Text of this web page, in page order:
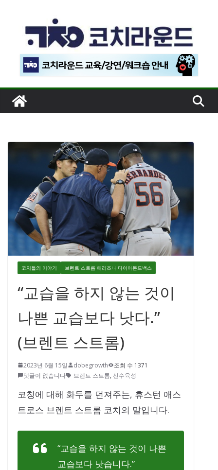
너
기
코치들의 이야기 브렌트 스트롬 애리조나 다이아몬드백스
“교습을 하지 않는 것이
나쁜 교습보다 낫다.”
(브렌트 스트롬)
2023년 6월 15일 dobegrowth
조회 수 1371
댓글이 없습니다
브렌트 스트롬, 선수육성
코칭에 대해 화두를 던져주는, 휴스턴 애스
트로스 브렌트 스트롬 코치의 말입니다.
“교습을 하지 않는 것이 나쁜
교습보다 낫습니다.”